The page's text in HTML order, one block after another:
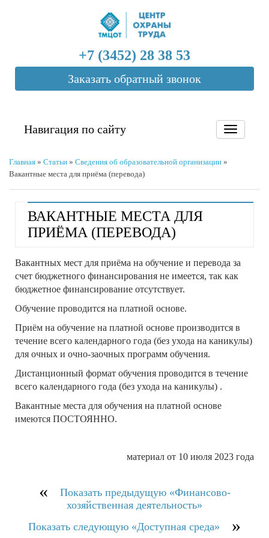
+7 (3452) 28 38 53
Заказать обратный звонок
Навигация по сайту
Главная » Статьи » Сведения об образовательной организации »
Вакантные места для приёма (перевода)
ВАКАНТНЫЕ МЕСТА ДЛЯ
ПРИЁМА (ПЕРЕВОДА)
Вакантных мест для приёма на обучение и перевода за
счет бюджетного финансирования не имеется, так как
бюджетное финансирование отсутствует.
Обучение проводится на платной основе.
Приём на обучение на платной основе производится в
течение всего календарного года (без ухода на каникулы)
для очных и очно-заочных программ обучения.
Дистанционный формат обучения проводится в течение
всего календарного года (без ухода на каникулы) .
Вакантные места для обучения на платной основе
имеются ПОСТОЯННО.
материал от 10 июля 2023 года
Показать прeдыдущую «Финансово-
хозяйственная деятельность»
Показать слeдующую «Доступная среда»